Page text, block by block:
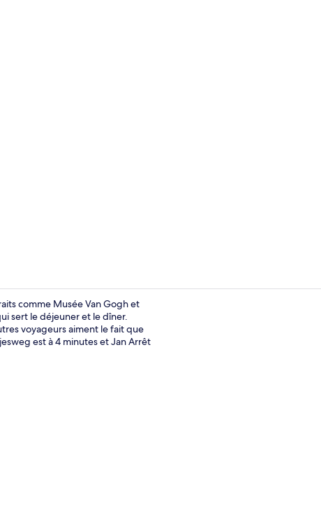
Chambre Junior double, pas de fenêtre | Salle
comme Musée Van Gogh et
sert le déjeuner et le dîner.
voyageurs aiment le fait que
est à 4 minutes et Jan Arrêt